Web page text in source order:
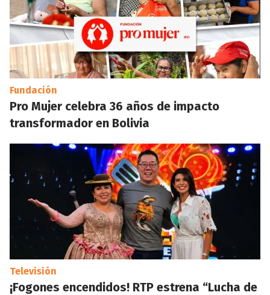
Fundación
Pro Mujer celebra 36 años de impacto
transformador en Bolivia
Televisión
¡Fogones encendidos! RTP estrena “Lucha de